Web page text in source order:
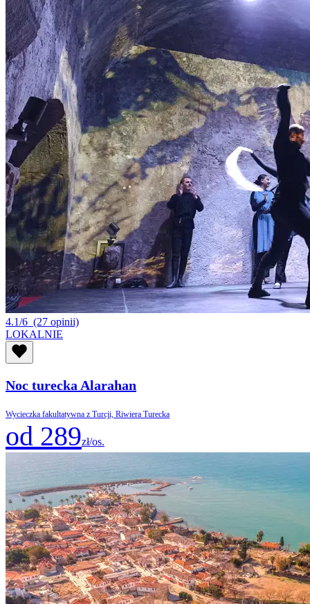
4.1/6 (27 opinii)
LOKALNIE
Noc turecka Alarahan
Wycieczka fakultatywna z Turcji, Riwiera Turecka
od 289zł/os.